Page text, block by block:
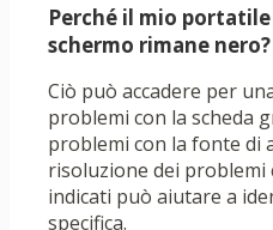
Perché il mio
schermo rimane nero?
Ciò può accadere per
problemi con la scheda
problemi con la fonte di
risoluzione dei problemi
indicati può aiutare a
specifica.